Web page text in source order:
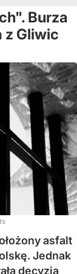
Burza
z Gliwic
asfalt
Jednak
decyzja